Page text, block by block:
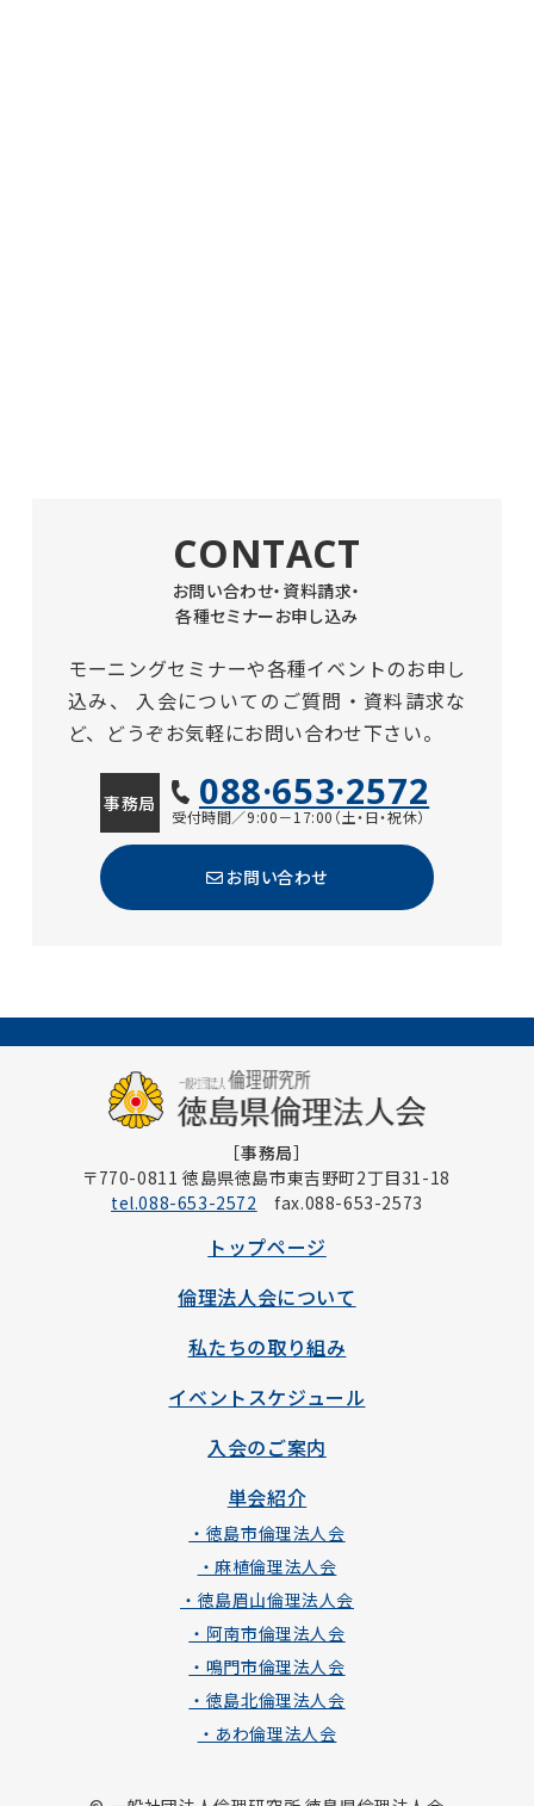
CONTACT
お問い合わせ・資料請求・
各種セミナーお申し込み
モーニングセミナーや各種イベントのお申し
込み、
入会についてのご質問・資料請求な
ど、どうぞお気軽にお問い合わせ下さい。
事務局 088·653·2572
受付時間／9:00－17:00（土・日・祝休）
お問い合わせ
［事務局］
〒770-0811 徳島県徳島市東吉野町2丁目31-18
tel.088-653-2572 fax.088-653-2573
トップページ
倫理法人会について
私たちの取り組み
イベントスケジュール
入会のご案内
単会紹介
・徳島市倫理法人会
・麻植倫理法人会
・徳島眉山倫理法人会
・阿南市倫理法人会
・鳴門市倫理法人会
・徳島北倫理法人会
・あわ倫理法人会